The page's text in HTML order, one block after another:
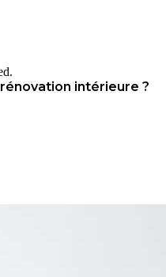
intérieure ?